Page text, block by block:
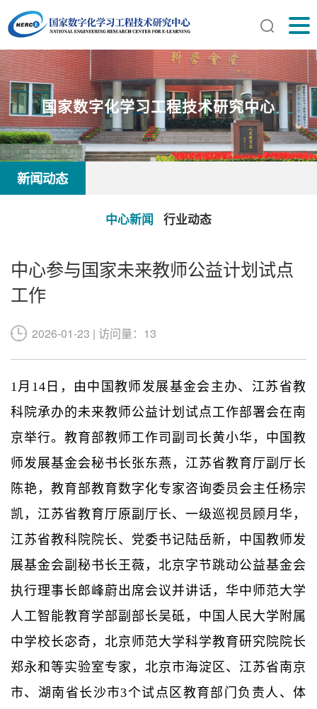
国家数字化学习工程技术研究中心
新闻动态
中心新闻 行业动态
中心参与国家未来教师公益计划试点
工作
2026-01-23 | 访问量：13
1月14日，由中国教师发展基金会主办、江苏省教
科院承办的未来教师公益计划试点工作部署会在南
京举行。教育部教师工作司副司长黄小华，中国教
师发展基金会秘书长张东燕，江苏省教育厅副厅长
陈艳，教育部教育数字化专家咨询委员会主任杨宗
凯，江苏省教育厅原副厅长、一级巡视员顾月华，
江苏省教科院院长、党委书记陆岳新，中国教师发
展基金会副秘书长王薇，北京字节跳动公益基金会
执行理事长郎峰蔚出席会议并讲话，华中师范大学
人工智能教育学部副部长吴砥，中国人民大学附属
中学校长宓奇，北京师范大学科学教育研究院院长
郑永和等实验室专家，北京市海淀区、江苏省南京
市、湖南省长沙市3个试点区教育部门负责人、体